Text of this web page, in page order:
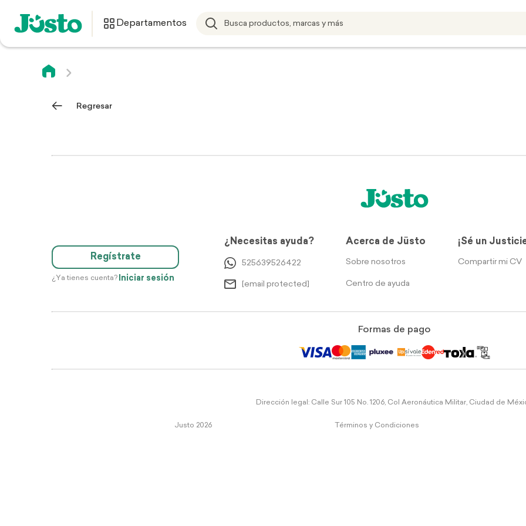
Departamentos
Regresar
Regístrate
¿Ya tienes cuenta? Iniciar sesión
¿Necesitas ayuda?
525639526422
[email protected]
Acerca de Jüsto
Sobre nosotros
Centro de ayuda
¡Sé un
Compartir mi CV
Formas de pago
Dirección legal: Calle Sur 105 No. 1206, Col Aeronáutica Militar, Ciudad de
Justo 2026 Términos y Condiciones